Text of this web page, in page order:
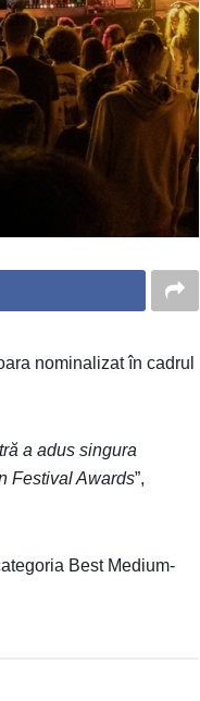
nominalizat în cadrul
a adus singura
Festival Awards”,
Best Medium-